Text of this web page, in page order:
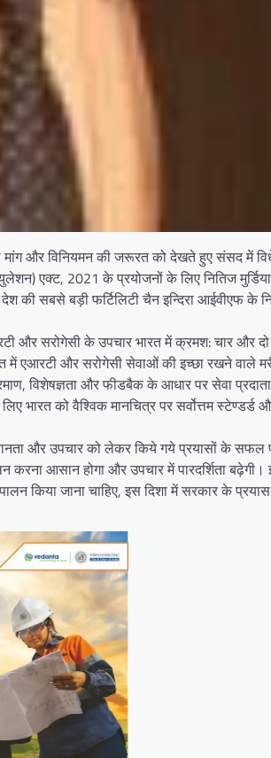
और विनियमन की जरूरत को देखते हुए संसद में
एक्ट, 2021 के प्रयोजनों के लिए नितिज
की सबसे बड़ी फर्टिलिटी चैन इन्दिरा आईवीएफ के
और सरोगेसी के उपचार भारत में क्रमश: चार और
एआरटी और सरोगेसी सेवाओं की इच्छा रखने वाले
विशेषज्ञता और फीडबैक के आधार पर सेवा
भारत को वैश्विक मानचित्र पर सर्वोत्तम स्टेण्डर्ड
और उपचार को लेकर किये गये प्रयासों के सफल
आसान होगा और उपचार में पारदर्शिता बढ़ेगी।
किया जाना चाहिए, इस दिशा में सरकार के